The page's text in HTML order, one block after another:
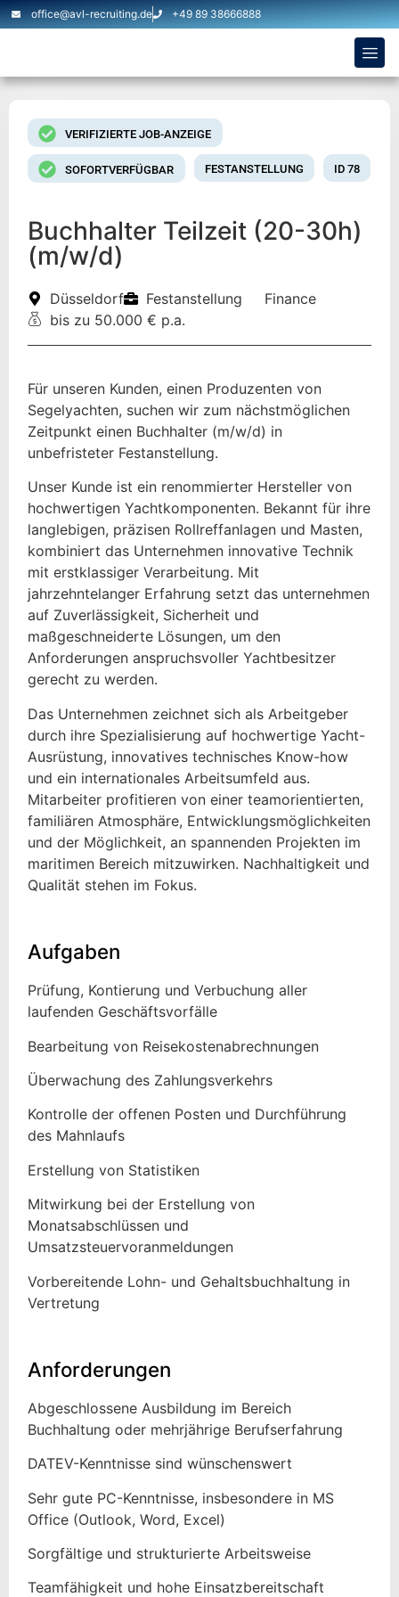
office@avl-recruiting.de +49 89 38666888
VERIFIZIERTE JOB-ANZEIGE
SOFORTVERFÜGBAR FESTANSTELLUNG ID 78
Buchhalter Teilzeit (20-30h)
(m/w/d)
Düsseldorf Festanstellung
Finance
bis zu 50.000 € p.a.
Für unseren Kunden, einen Produzenten von
Segelyachten, suchen wir zum nächstmöglichen
Zeitpunkt einen Buchhalter (m/w/d) in
unbefristeter Festanstellung.
Unser Kunde ist ein renommierter Hersteller von
hochwertigen Yachtkomponenten. Bekannt für ihre
langlebigen, präzisen Rollreffanlagen und Masten,
kombiniert das Unternehmen innovative Technik
mit erstklassiger Verarbeitung. Mit
jahrzehntelanger Erfahrung setzt das unternehmen
auf Zuverlässigkeit, Sicherheit und
maßgeschneiderte Lösungen, um den
Anforderungen anspruchsvoller Yachtbesitzer
gerecht zu werden.
Das Unternehmen zeichnet sich als Arbeitgeber
durch ihre Spezialisierung auf hochwertige Yacht-
Ausrüstung, innovatives technisches Know-how
und ein internationales Arbeitsumfeld aus.
Mitarbeiter profitieren von einer teamorientierten,
familiären Atmosphäre, Entwicklungsmöglichkeiten
und der Möglichkeit, an spannenden Projekten im
maritimen Bereich mitzuwirken. Nachhaltigkeit und
Qualität stehen im Fokus.
Aufgaben
Prüfung, Kontierung und Verbuchung aller
laufenden Geschäftsvorfälle
Bearbeitung von Reisekostenabrechnungen
Überwachung des Zahlungsverkehrs
Kontrolle der offenen Posten und Durchführung
des Mahnlaufs
Erstellung von Statistiken
Mitwirkung bei der Erstellung von
Monatsabschlüssen und
Umsatzsteuervoranmeldungen
Vorbereitende Lohn- und Gehaltsbuchhaltung in
Vertretung
Anforderungen
Abgeschlossene Ausbildung im Bereich
Buchhaltung oder mehrjährige Berufserfahrung
DATEV-Kenntnisse sind wünschenswert
Sehr gute PC-Kenntnisse, insbesondere in MS
Office (Outlook, Word, Excel)
Sorgfältige und strukturierte Arbeitsweise
Teamfähigkeit und hohe Einsatzbereitschaft